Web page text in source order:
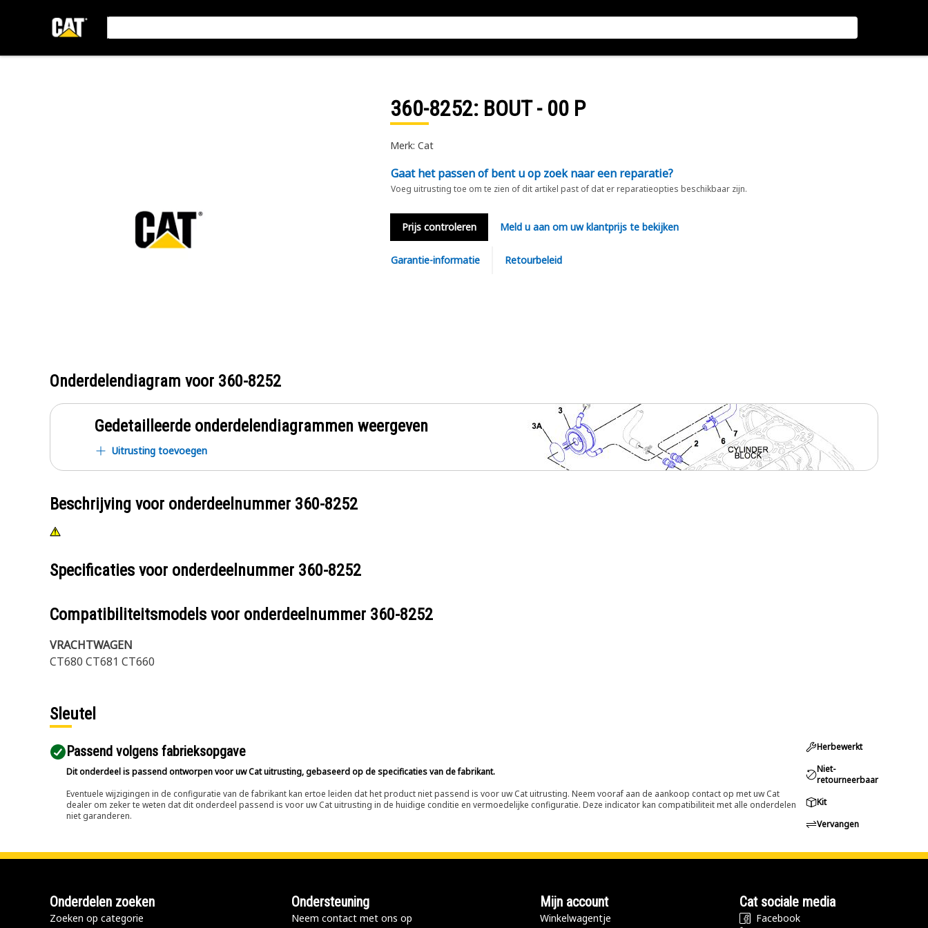
360-8252: BOUT - 00 P
Merk: Cat
Gaat het passen of bent u op zoek naar een reparatie?
Voeg uitrusting toe om te zien of dit artikel past of dat er reparatieopties beschikbaar zijn.
Prijs controleren Meld u aan om uw klantprijs te bekijken
Garantie-informatie Retourbeleid
Onderdelendiagram voor 360-8252
Gedetailleerde onderdelendiagrammen weergeven
Uitrusting toevoegen
Beschrijving voor onderdeelnummer 360-8252
Specificaties voor onderdeelnummer 360-8252
Compatibiliteitsmodels voor onderdeelnummer 360-8252
VRACHTWAGEN
CT680 CT681 CT660
Sleutel
Passend volgens fabrieksopgave
Dit onderdeel is passend ontworpen voor uw Cat uitrusting, gebaseerd op de specificaties van de fabrikant.
Eventuele wijzigingen in de configuratie van de fabrikant kan ertoe leiden dat het product niet passend is voor uw Cat uitrusting. Neem vooraf aan de aankoop contact op met uw Cat
dealer om zeker te weten dat dit onderdeel passend is voor uw Cat uitrusting in de huidige conditie en vermoedelijke configuratie. Deze indicator kan compatibiliteit met alle onderdelen
niet garanderen.
Herbewerkt
Niet-
retourneerbaar
Kit
Vervangen
Onderdelen zoeken
Zoeken op categorie
Ondersteuning
Neem contact met ons op
Mijn account
Winkelwagentje
Cat sociale media
Facebook